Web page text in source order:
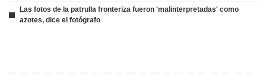
Las fotos de la patrulla fronteriza fueron 'malinterpretadas' como
azotes, dice el fotógrafo